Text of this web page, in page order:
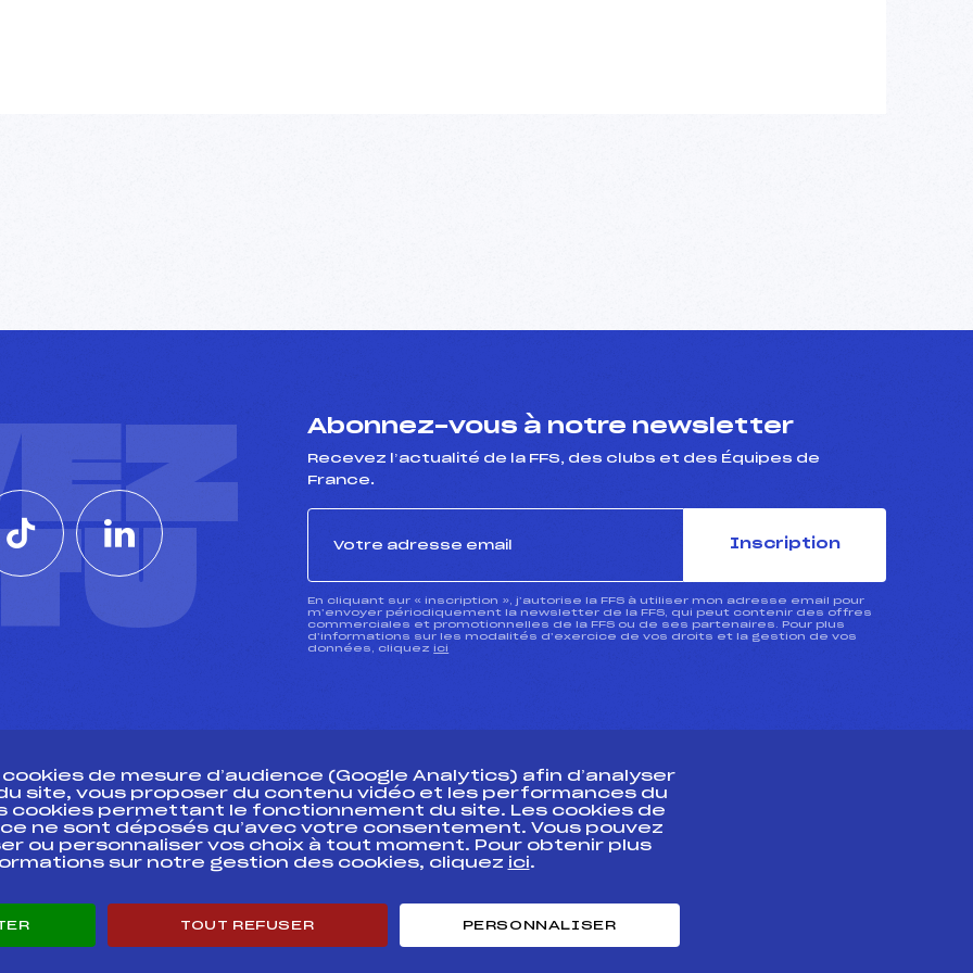
Abonnez-vous à notre newsletter
Recevez l’actualité de la FFS, des clubs et des Équipes de
France.
Inscription
En cliquant sur « inscription », j’autorise la FFS à utiliser mon adresse email pour
m’envoyer périodiquement la newsletter de la FFS, qui peut contenir des offres
commerciales et promotionnelles de la FFS ou de ses partenaires. Pour plus
d’informations sur les modalités d’exercice de vos droits et la gestion de vos
données, cliquez ici
Pass’Neige
Projet sportif fédéral
Pôle vie de l’athlète
Enseignement professionnel
de mesure d’audience (Google Analytics) afin d’analyser
site, vous proposer du contenu vidéo et les performances du
cookies permettant le fonctionnement du site. Les cookies de
ne sont déposés qu’avec votre consentement. Vous pouvez
ou personnaliser vos choix à tout moment. Pour obtenir plus
sur notre gestion des cookies, cliquez ici.
TOUT REFUSER PERSONNALISER